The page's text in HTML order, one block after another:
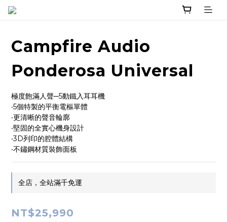
Campfire Audio
Ponderosa Universal
極度飽滿人聲─5動鐵入耳耳機
‧5個特製的平衡電樞單體
‧更清晰的聲音輪廓
‧堅固的全實心機身設計
‧3D列印的腔體結構
‧不鏽鋼材質裝飾面板
全店，全站滿千免運
NT$25,990